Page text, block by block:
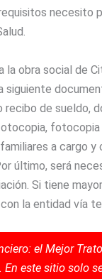
necesito
la obra social de
siguiente
de sueldo,
fotocopia
a cargo y
último, será
Si tiene
la entidad vía
el Mejor Trato
. En este sitio solo